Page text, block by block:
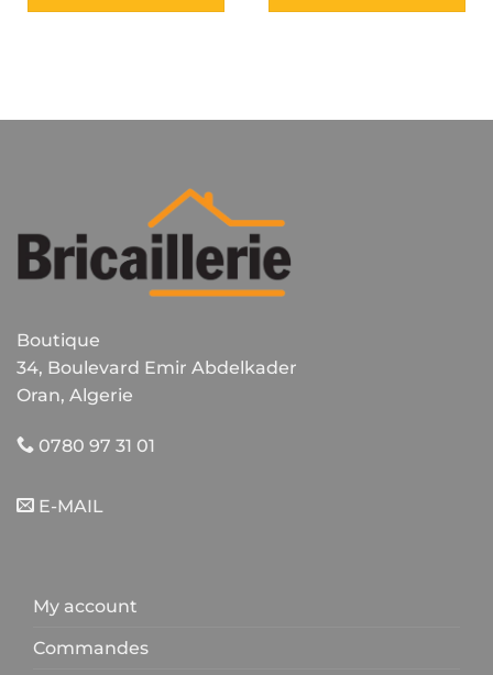
Boutique
34, Boulevard Emir Abdelkader
Oran, Algerie
0780 97 31 01
E-MAIL
My account
Commandes